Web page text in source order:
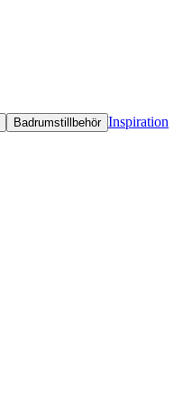
Badrumstillbehör Inspiration